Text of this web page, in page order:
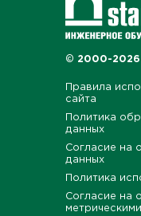
© 2000-2026
Правила
сайта
Политика
данных
Согласие на
данных
Политика
Согласие на